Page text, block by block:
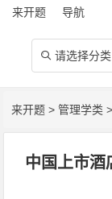
来开题 导航
 请选择分类
来开题 >管理学类
中国上市